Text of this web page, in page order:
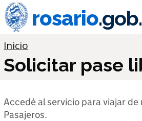
rosario
importante
Inicio
Solicitar pase
Accedé al servicio para viajar
Pasajeros.